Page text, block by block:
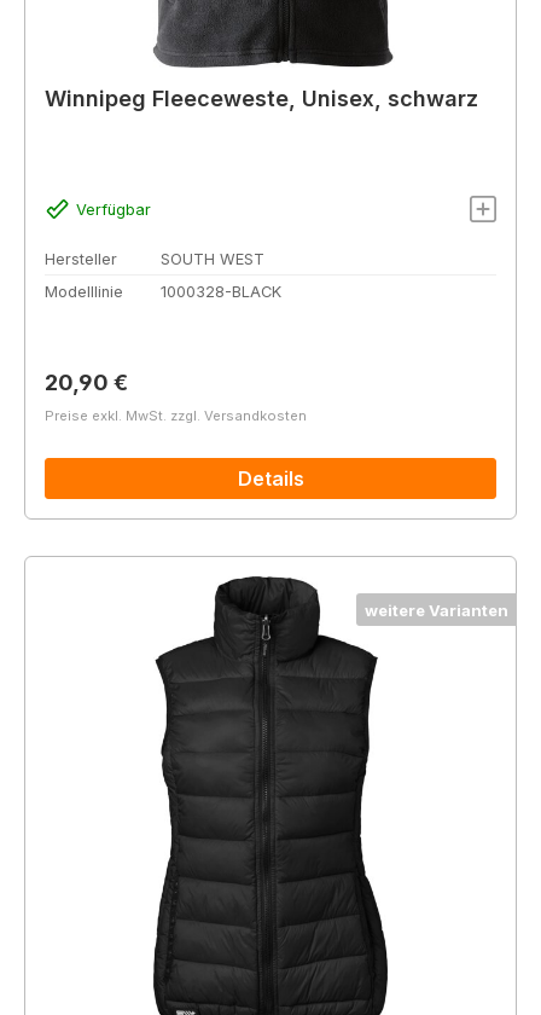
Winnipeg Fleeceweste, Unisex, schwarz
Verfügbar
Hersteller
SOUTH WEST
Modelllinie
1000328-BLACK
Regulärer Preis:
20,90 €
Preise exkl. MwSt. zzgl. Versandkosten
Details
weitere Varianten